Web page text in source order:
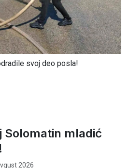
svoj deo posla!
Solomatin mladić
2026